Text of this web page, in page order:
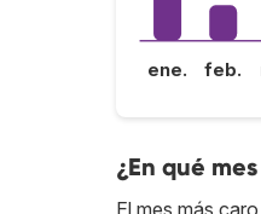
ene. feb.
¿En qué